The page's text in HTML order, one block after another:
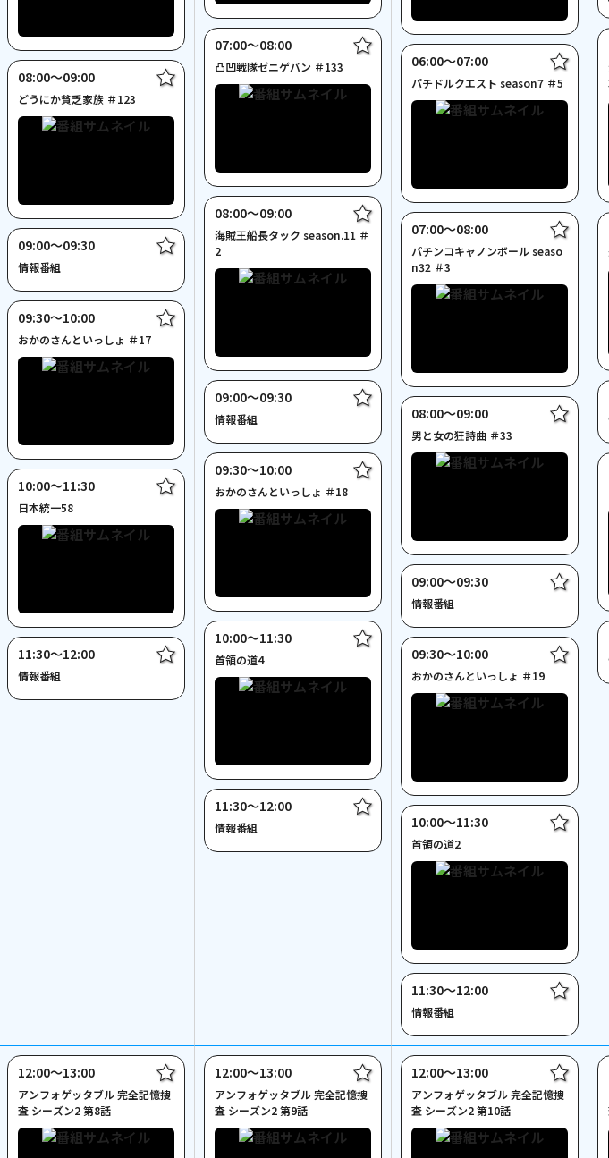
08:00〜09:00
どうにか貧乏家族 ＃123
09:00〜09:30
情報番組
09:30〜10:00
おかのさんといっしょ ＃17
10:00〜11:30
日本統一58
11:30〜12:00
情報番組
07:00〜08:00
凸凹戦隊ゼニゲバン ＃133
08:00〜09:00
海賊王船長タック season.11 ＃
2
09:00〜09:30
情報番組
09:30〜10:00
おかのさんといっしょ ＃18
10:00〜11:30
首領の道4
11:30〜12:00
情報番組
06:00〜07:00
パチドルクエスト season7 ＃5
07:00〜08:00
パチンコキャノンボール seaso
n32 ＃3
08:00〜09:00
男と女の狂詩曲 ＃33
09:00〜09:30
情報番組
09:30〜10:00
おかのさんといっしょ ＃19
10:00〜11:30
首領の道2
11:30〜12:00
情報番組
12:00〜13:00
アンフォゲッタブル 完全記憶捜
査 シーズン2 第8話
12:00〜13:00
アンフォゲッタブル 完全記憶捜
査 シーズン2 第9話
12:00〜13:00
アンフォゲッタブル 完全記憶捜
査 シーズン2 第10話